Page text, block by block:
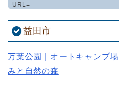
- URL=
益田市
万葉公園｜オートキャンプ場
みと自然の森